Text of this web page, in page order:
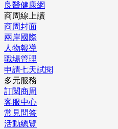
良醫健康網
商周線上讀
商周封面
兩岸國際
人物報導
職場管理
申請七天試閱
多元服務
訂閱商周
客服中心
常見問答
活動總覽